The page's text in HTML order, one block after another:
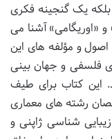
بلکه یک گنجینه فکری
«اوریگامی» آشنا می
و مؤلفه های این
فلسفی و جهان بینی
این کتاب برای طیف
رشته های معماری
شناسی ژاپنی و